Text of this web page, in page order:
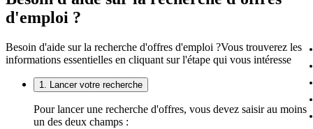
d'emploi ?
Besoin d'aide sur la recherche d'offres d'emploi ?Vous trouverez les
informations essentielles en cliquant sur l'étape qui vous intéresse
1. Lancer votre recherche
Pour lancer une recherche d'offres, vous devez saisir au moins
un des deux champs :